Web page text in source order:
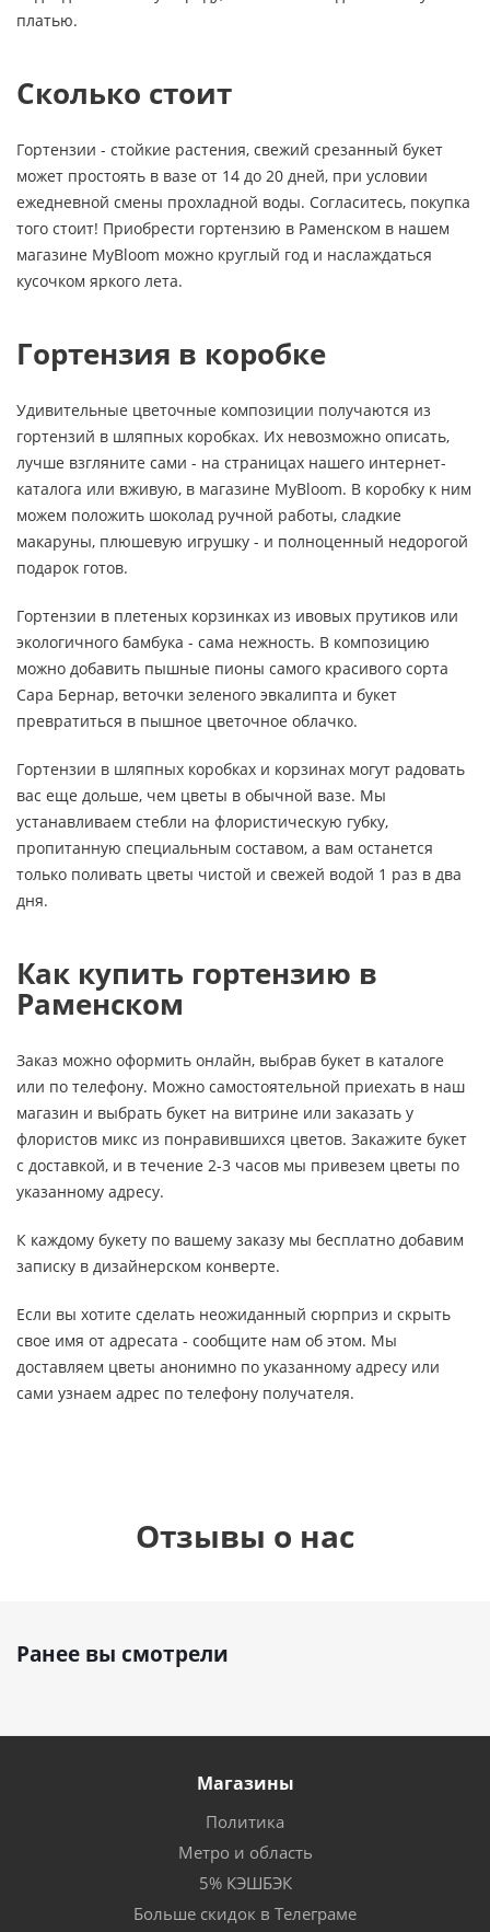
платью.
Сколько стоит
Гортензии - стойкие растения, свежий срезанный букет
может простоять в вазе от 14 до 20 дней, при условии
ежедневной смены прохладной воды. Согласитесь, покупка
того стоит! Приобрести гортензию в Раменском в нашем
магазине MyBloom можно круглый год и наслаждаться
кусочком яркого лета.
Гортензия в коробке
Удивительные цветочные композиции получаются из
гортензий в шляпных коробках. Их невозможно описать,
лучше взгляните сами - на страницах нашего интернет-
каталога или вживую, в магазине MyBloom. В коробку к ним
можем положить шоколад ручной работы, сладкие
макаруны, плюшевую игрушку - и полноценный недорогой
подарок готов.
Гортензии в плетеных корзинках из ивовых прутиков или
экологичного бамбука - сама нежность. В композицию
можно добавить пышные пионы самого красивого сорта
Сара Бернар, веточки зеленого эвкалипта и букет
превратиться в пышное цветочное облачко.
Гортензии в шляпных коробках и корзинах могут радовать
вас еще дольше, чем цветы в обычной вазе. Мы
устанавливаем стебли на флористическую губку,
пропитанную специальным составом, а вам останется
только поливать цветы чистой и свежей водой 1 раз в два
дня.
Как купить гортензию в
Раменском
Заказ можно оформить онлайн, выбрав букет в каталоге
или по телефону. Можно самостоятельной приехать в наш
магазин и выбрать букет на витрине или заказать у
флористов микс из понравившихся цветов. Закажите букет
с доставкой, и в течение 2-3 часов мы привезем цветы по
указанному адресу.
К каждому букету по вашему заказу мы бесплатно добавим
записку в дизайнерском конверте.
Если вы хотите сделать неожиданный сюрприз и скрыть
свое имя от адресата - сообщите нам об этом. Мы
доставляем цветы анонимно по указанному адресу или
сами узнаем адрес по телефону получателя.
Отзывы о нас
Ранее вы смотрели
Магазины
Политика
Метро и область
5% КЭШБЭК
Больше скидок в Телеграме